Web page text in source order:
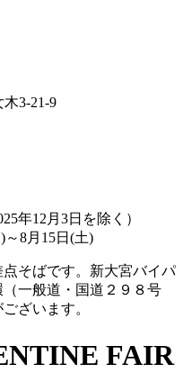
3-21-9
年12月3日を除く）
)～8月15日(土)
点そばです。新大宮バイパ
一般道・国道２９８号
ざいます。
FAIR